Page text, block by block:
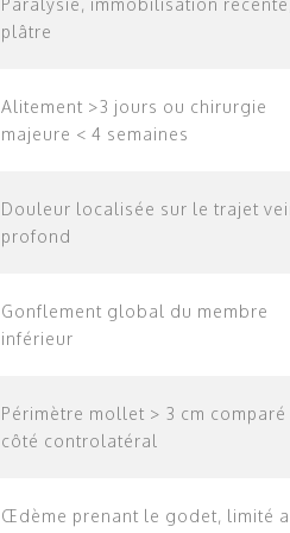
plâtre
Alitement >3 jours ou chirurgie
majeure < 4 semaines
Douleur localisée sur le trajet
profond
Gonflement global du membre
inférieur
Périmètre mollet > 3 cm comparé
côté controlatéral
Œdème prenant le godet, limité